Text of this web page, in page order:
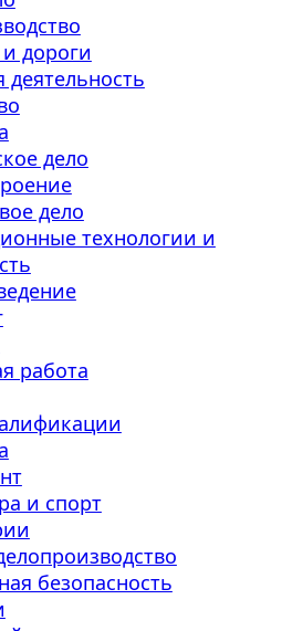
дороги
дело
дело
технологии и
работа
и спорт
безопасность